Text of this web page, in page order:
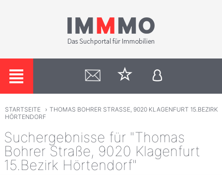
STARTSEITE › THOMAS BOHRER STRASSE, 9020 KLAGENFURT 15.BEZIRK
HÖRTENDORF
Suchergebnisse für "Thomas
Bohrer Straße, 9020 Klagenfurt
15.Bezirk Hörtendorf"